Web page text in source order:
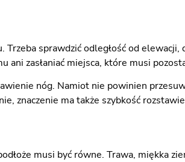
sprawdzić odległość od
zasłaniać miejsca, które musi
nóg. Namiot nie powinien
znaczenie ma także szybkość
musi być równe. Trawa, miękka